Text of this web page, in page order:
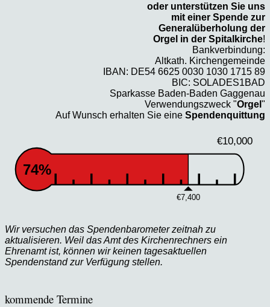
oder unterstützen Sie uns
mit einer Spende zur
Generalüberholung der
Orgel in der Spitalkirche!
Bankverbindung:
Altkath. Kirchengemeinde
IBAN: DE54 6625 0030 1030 1715 89
BIC: SOLADES1BAD
Sparkasse Baden-Baden Gaggenau
Verwendungszweck "Orgel "
Auf Wunsch erhalten Sie eine Spendenquittung
€10,000
€7,400
74%
Wir versuchen das Spendenbarometer zeitnah zu
aktualisieren. Weil das Amt des Kirchenrechners ein
Ehrenamt ist, können wir keinen tagesaktuellen
Spendenstand zur Verfügung stellen.
kommende Termine